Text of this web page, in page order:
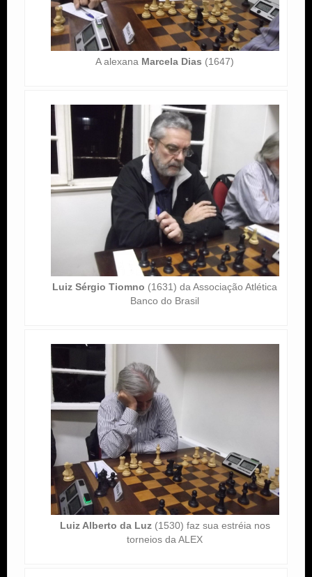
A alexana Marcela Dias (1647)
Luiz Sérgio Tiomno (1631) da Associação Atlética
Banco do Brasil
Luiz Alberto da Luz(1530) faz sua estréia nos
torneios da ALEX